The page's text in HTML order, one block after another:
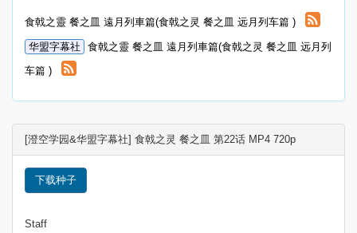
食戟之靈 餐之皿 遠月列車篇(食戟之灵 餐之皿 远月列车篇 )
华盟字幕社
食戟之靈 餐之皿 遠月列車篇(食戟之灵 餐之皿 远月列
车篇 )
[澄空学园&华盟字幕社] 食戟之灵 餐之皿 第22话 MP4 720p
下载种子
Staff